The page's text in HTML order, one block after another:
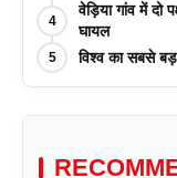
पत्रिकाओं में
आयोजन किया
4
वेड़िया गांव में दो
घायल
5 विश्व का सबसे